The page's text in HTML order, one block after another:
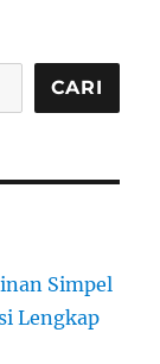
CARI
Simpel
Lengkap